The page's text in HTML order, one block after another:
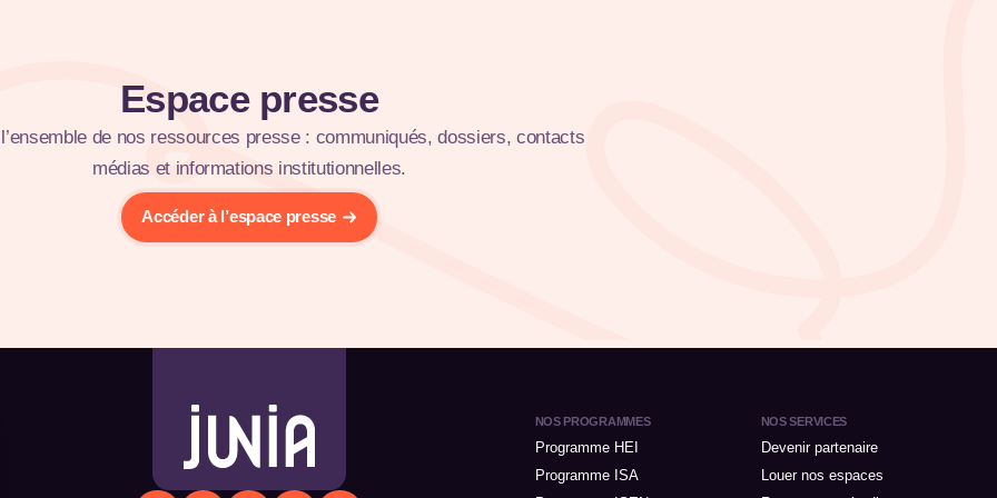
Espace presse
de nos ressources presse : communiqués, dossiers, contacts
médias et informations institutionnelles.
Accéder à l’espace presse
NOS PROGRAMMES
Programme HEI
Programme ISA
NOS SERVICES
Devenir partenaire
Louer nos espaces